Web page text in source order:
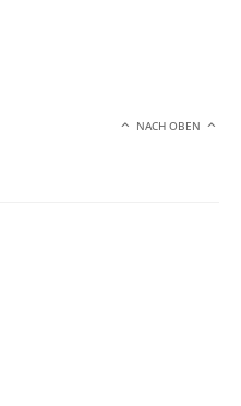
NACH OBEN